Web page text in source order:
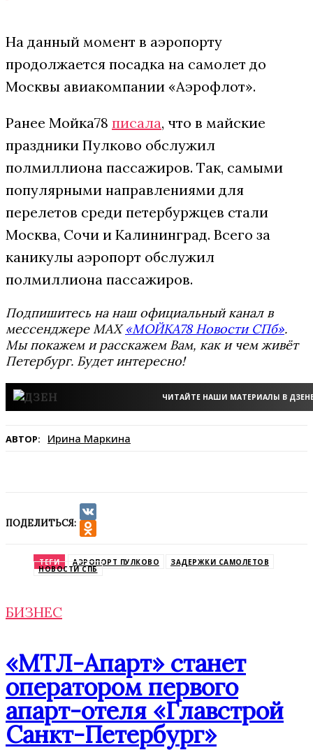
На данный момент в аэропорту
продолжается посадка на самолет до
Москвы авиакомпании «Аэрофлот».
Ранее Мойка78 писала, что в майские
праздники Пулково обслужил
полмиллиона пассажиров. Так, самыми
популярными направлениями для
перелетов среди петербуржцев стали
Москва, Сочи и Калининград. Всего за
каникулы аэропорт обслужил
полмиллиона пассажиров.
Подпишитесь на наш официальный канал в
мессенджере MAX«МОЙКА78 Новости СПб».
Мы покажем и расскажем Вам, как и чем живёт
Петербург. Будет интересно!
ЧИТАЙТЕ НАШИ МАТЕРИАЛЫ В
АВТОР: Ирина Маркина
ПОДЕЛИТЬСЯ:
VK
ТЕГИ АЭРОПОРТ ПУЛКОВО ЗАДЕРЖКИ САМОЛЕТОВ
НОВОСТИ СПБ
БИЗНЕС
«МТЛ-Апарт» станет
оператором первого
апарт-отеля «Главстрой
Санкт-Петербург»